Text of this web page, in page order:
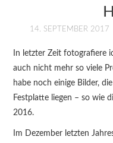
14. SEPTEMBER 2017
In letzter Zeit fotografiere
auch nicht mehr so viele
habe noch einige Bilder,
Festplatte liegen – so wie
2016.
Im Dezember letzten